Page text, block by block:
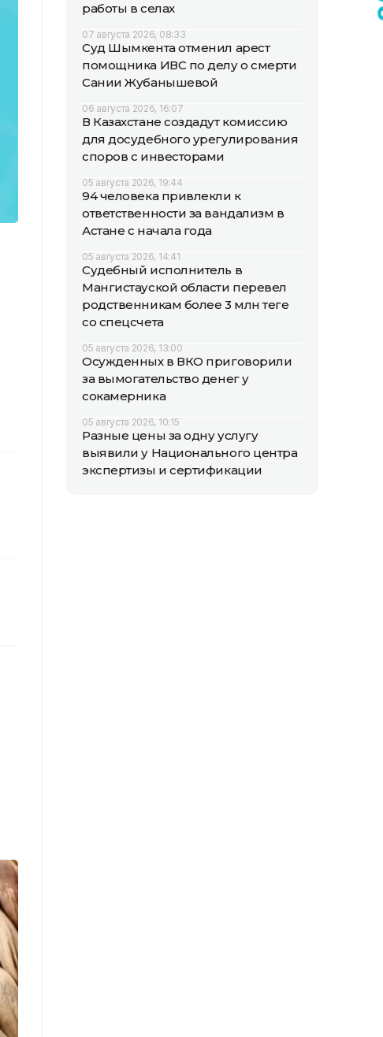
работы в селах
07 августа 2026, 08:33
Суд Шымкента отменил арест
помощника ИВС по делу о смерти
Сании Жубанышевой
06 августа 2026, 16:07
В Казахстане создадут комиссию
для досудебного урегулирования
споров с инвесторами
05 августа 2026, 19:44
94 человека привлекли к
ответственности за вандализм в
Астане с начала года
05 августа 2026, 14:41
Судебный исполнитель в
Мангистауской области перевел
родственникам более 3 млн теңге
со спецсчета
05 августа 2026, 13:00
Осужденных в ВКО приговорили
за вымогательство денег у
сокамерника
05 августа 2026, 10:15
Разные цены за одну услугу
выявили у Национального центра
экспертизы и сертификации